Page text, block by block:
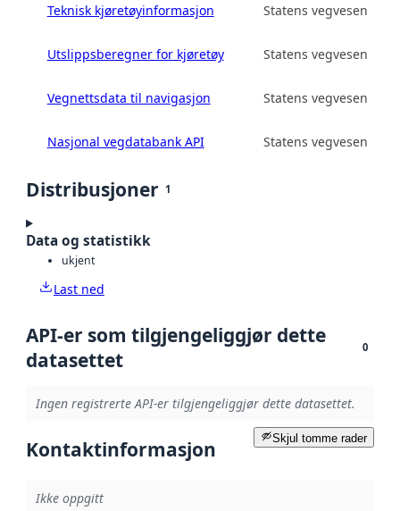
Teknisk kjøretøyinformasjon Statens vegvesen
Utslippsberegner for kjøretøy Statens vegvesen
Vegnettsdata til navigasjon Statens vegvesen
Nasjonal vegdatabank API Statens vegvesen
Distribusjoner 1
Data og statistikk
ukjent
Last ned
API-er som tilgjengeliggjør dette
datasettet
0
Ingen registrerte API-er tilgjengeliggjør dette datasettet.
Skjul tomme rader
Kontaktinformasjon
Ikke oppgitt